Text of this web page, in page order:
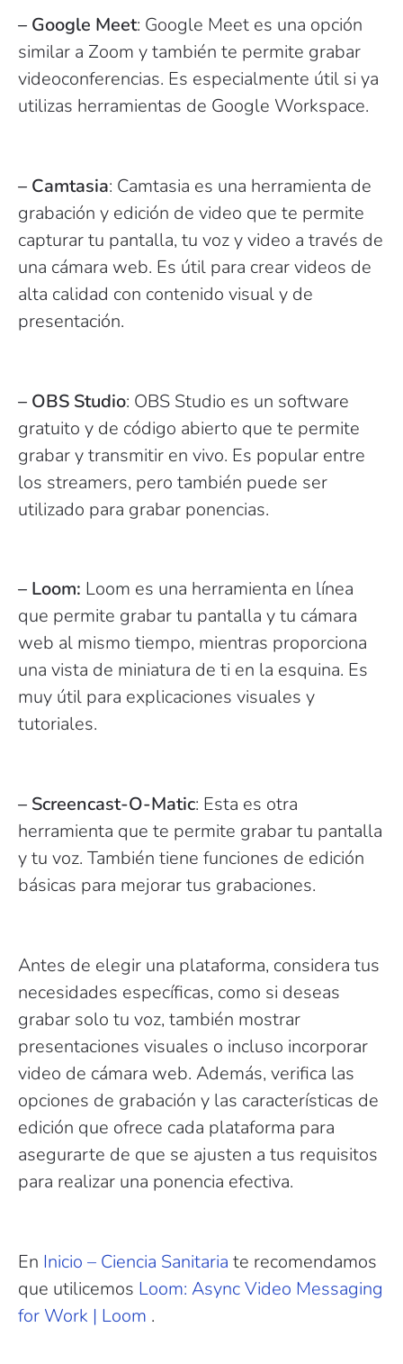
– Google Meet: Google Meet es una opción
similar a Zoom y también te permite grabar
videoconferencias. Es especialmente útil si ya
utilizas herramientas de Google Workspace.
– Camtasia: Camtasia es una herramienta de
grabación y edición de video que te permite
capturar tu pantalla, tu voz y video a través de
una cámara web. Es útil para crear videos de
alta calidad con contenido visual y de
presentación.
– OBS Studio: OBS Studio es un software
gratuito y de código abierto que te permite
grabar y transmitir en vivo. Es popular entre
los streamers, pero también puede ser
utilizado para grabar ponencias.
– Loom: Loom es una herramienta en línea
que permite grabar tu pantalla y tu cámara
web al mismo tiempo, mientras proporciona
una vista de miniatura de ti en la esquina. Es
muy útil para explicaciones visuales y
tutoriales.
– Screencast-O-Matic: Esta es otra
herramienta que te permite grabar tu pantalla
y tu voz. También tiene funciones de edición
básicas para mejorar tus grabaciones.
Antes de elegir una plataforma, considera tus
necesidades específicas, como si deseas
grabar solo tu voz, también mostrar
presentaciones visuales o incluso incorporar
video de cámara web. Además, verifica las
opciones de grabación y las características de
edición que ofrece cada plataforma para
asegurarte de que se ajusten a tus requisitos
para realizar una ponencia efectiva.
En Inicio – Ciencia Sanitaria te recomendamos
que utilicemos Loom: Async Video Messaging
for Work | Loom .